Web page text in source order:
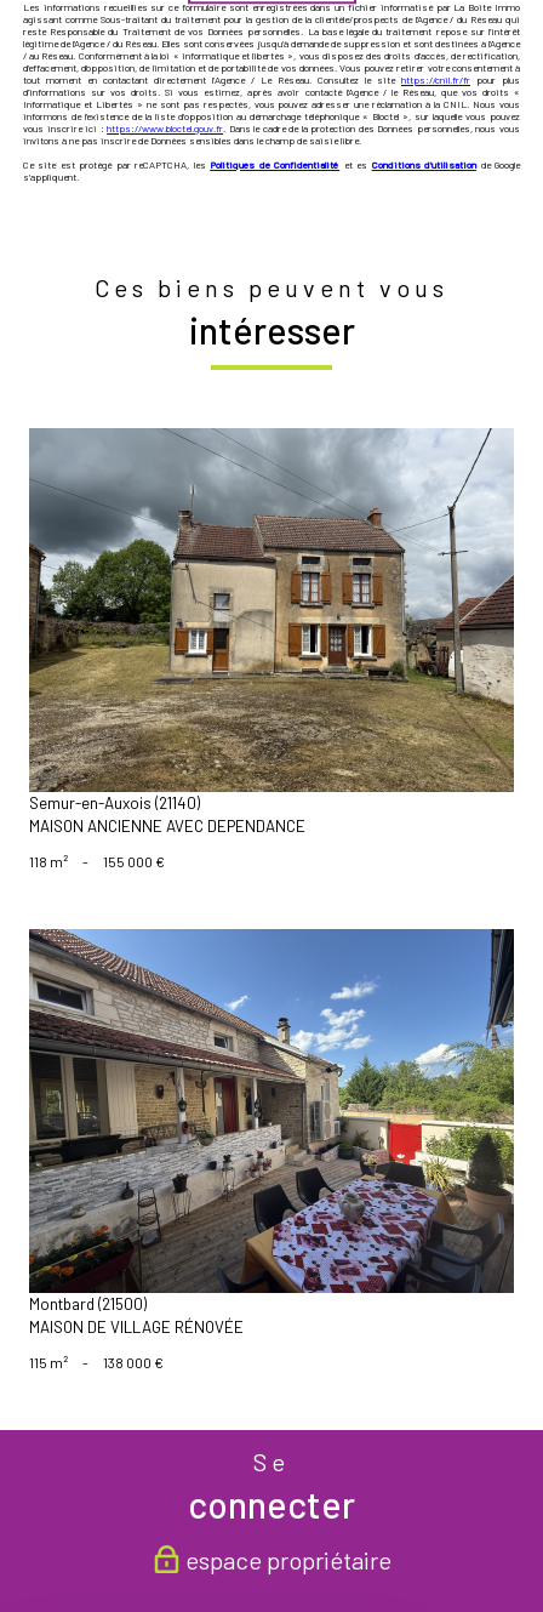
Les informations recueillies sur ce formulaire sont enregistrées dans un fichier informatisé par La Boite Immo
agissant comme Sous-traitant du traitement pour la gestion de la clientèle/prospects de l'Agence / du Réseau qui
reste Responsable du Traitement de vos Données personnelles. La base légale du traitement repose sur l'intérêt
légitime de l'Agence / du Réseau. Elles sont conservées jusqu'à demande de suppression et sont destinées à l'Agence
/ au Réseau. Conformément à la loi « informatique et libertés », vous disposez des droits d’accès, de rectification,
d’effacement, d’opposition, de limitation et de portabilité de vos données. Vous pouvez retirer votre consentement à
tout moment en contactant directement l’Agence / Le Réseau. Consultez le site https://cnil.fr/fr pour plus
d’informations sur vos droits. Si vous estimez, après avoir contacté l'Agence / le Réseau, que vos droits «
Informatique et Libertés » ne sont pas respectés, vous pouvez adresser une réclamation à la CNIL. Nous vous
informons de l’existence de la liste d'opposition au démarchage téléphonique « Bloctel », sur laquelle vous pouvez
vous inscrire ici :https://www.bloctel.gouv.fr. Dans le cadre de la protection des Données personnelles, nous vous
invitons à ne pas inscrire de Données sensibles dans le champ de saisie libre.
Ce site est protégé par reCAPTCHA, les Politiques de Confidentialité et es Conditions d'utilisationde Google
s'appliquent.
Ces biens peuvent vous
intéresser
voir le bien
Semur-en-Auxois (21140)
MAISON ANCIENNE AVEC DEPENDANCE
118 m² - 155 000 €
voir le bien
Montbard (21500)
MAISON DE VILLAGE RÉNOVÉE
115 m² - 138 000 €
Se
connecter
espace propriétaire